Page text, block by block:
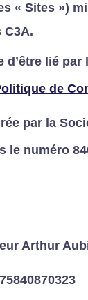
« Sites »)
C3A.
lié
de
par la
le numéro
Arthur